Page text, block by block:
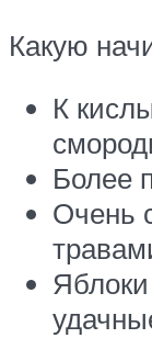
Какую
К
Более
Очень